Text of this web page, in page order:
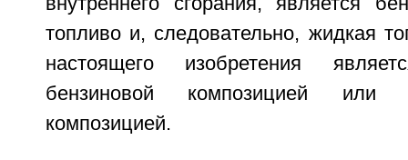
топливо и, следовательно, жидкая
настоящего изобретения
бензиновой композицией или
композицией.